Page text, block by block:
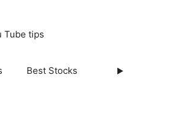
Tube tips
Best Stocks